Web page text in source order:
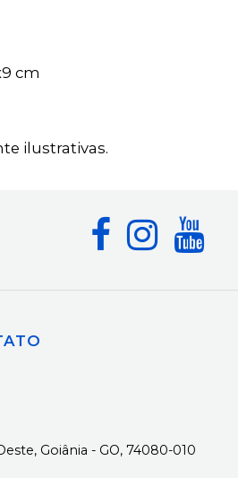
cm
ilustrativas.
Goiânia - GO, 74080-010